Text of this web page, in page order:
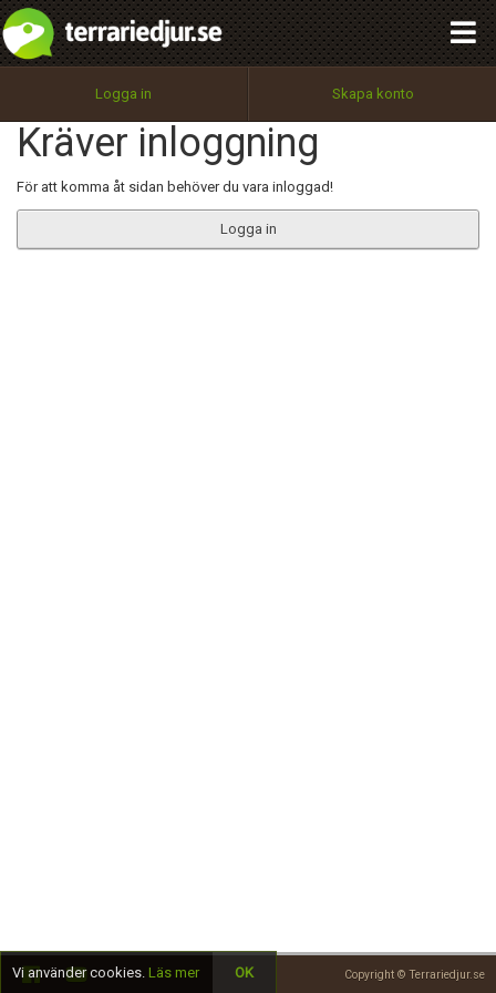
Logga in Skapa konto
Kräver inloggning
För att komma åt sidan behöver du vara inloggad!
Logga in
Copyright © Terrariedjur.se
Utför
100%
OK
integritetspolicy
Namn:
Epost:
Begär nytt lösenord
Tillbaka till förstasidan
Vi använder cookies. Läs mer OK